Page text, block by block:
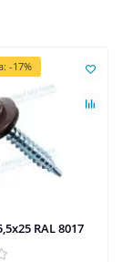
-17%
RAL 8017